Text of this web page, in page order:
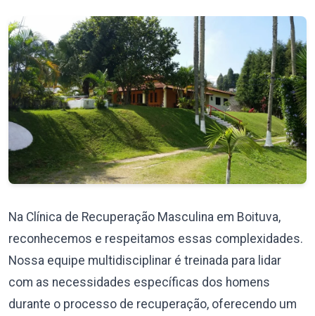
Na Clínica de Recuperação Masculina em Boituva,
reconhecemos e respeitamos essas complexidades.
Nossa equipe multidisciplinar é treinada para lidar
com as necessidades específicas dos homens
durante o processo de recuperação, oferecendo um